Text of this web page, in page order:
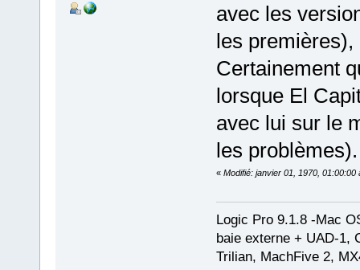
avec les
les
Certainement
lorsque El
avec lui sur le
les problèmes).
« Modifié: janvier 01, 1970, 01:00:00
Logic Pro 9.1.8 -Mac
baie externe + UAD-1,
Trilian, MachFive 2,